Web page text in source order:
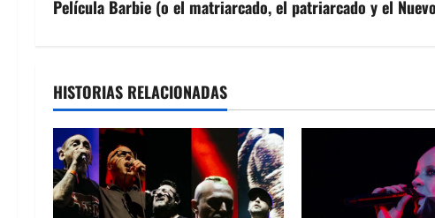
v
g
a
c
i
Película Barbie (o el matriarcado, el patriarcado y el
HISTORIAS RELACIONADAS